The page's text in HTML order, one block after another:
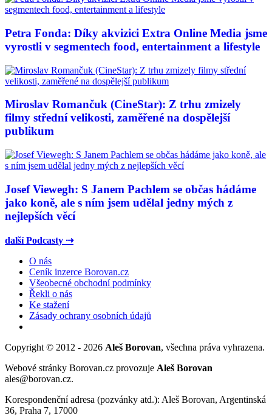
Petra Fonda: Díky akvizici Extra Online Media jsme
vyrostli v segmentech food, entertainment a lifestyle
Miroslav Romančuk (CineStar): Z trhu zmizely
filmy střední velikosti, zaměřené na dospělejší
publikum
Josef Viewegh: S Janem Pachlem se občas hádáme
jako koně, ale s ním jsem udělal jedny mých z
nejlepších věcí
další Podcasty ⇢
O nás
Ceník inzerce Borovan.cz
Všeobecné obchodní podmínky
Řekli o nás
Ke stažení
Zásady ochrany osobních údajů
Copyright © 2012 - 2026 Aleš Borovan, všechna práva vyhrazena.
Webové stránky Borovan.cz provozuje Aleš Borovan
ales@borovan.cz.
Korespondenční adresa (pozvánky atd.): Aleš Borovan, Argentinská
36, Praha 7, 17000